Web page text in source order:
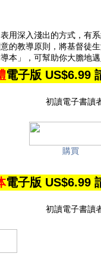
用深入淺出的方式，有
的教導原則，將基督徒
本」，可幫助你大膽地邁
電子版 US$6.99
初讀電子書讀
購買
電子版 US$6.99
初讀電子書讀